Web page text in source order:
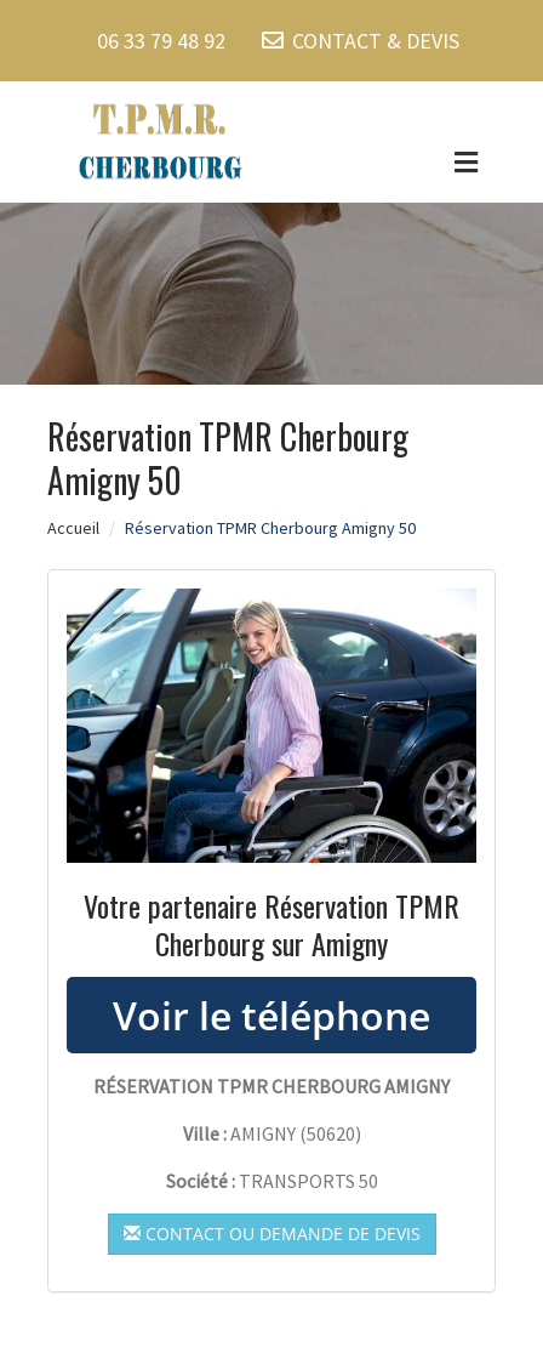
06 33 79 48 92 CONTACT & DEVIS
Réservation TPMR Cherbourg
Amigny 50
Accueil Réservation TPMR Cherbourg Amigny 50
Votre partenaire Réservation TPMR
Cherbourg sur Amigny
RÉSERVATION TPMR CHERBOURG AMIGNY
Ville :AMIGNY(50620)
Société : TRANSPORTS 50
CONTACT OU DEMANDE DE DEVIS